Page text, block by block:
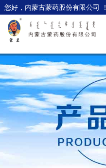
您好，内蒙古蒙药股份有限公司 ！